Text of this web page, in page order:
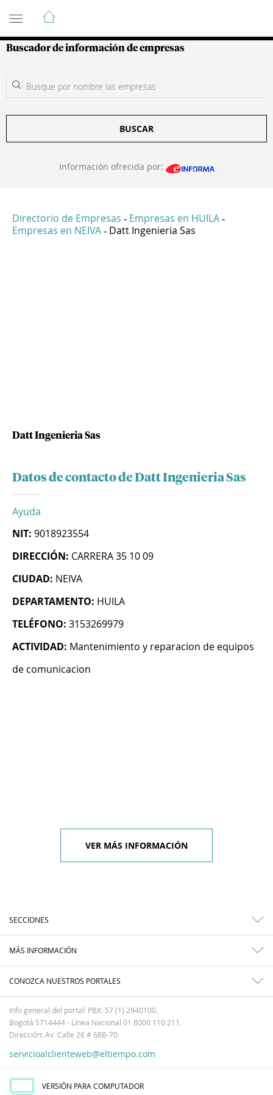
Guía de Empresas Colombianas
Buscador de información de empresas
BUSCAR
Información ofrecida por:
Directorio de Empresas - Empresas en HUILA -
Empresas en NEIVA - Datt Ingenieria Sas
Datt Ingenieria Sas
Datos de contacto de Datt Ingenieria Sas
Ayuda
NIT: 9018923554
DIRECCIÓN: CARRERA 35 10 09
CIUDAD: NEIVA
DEPARTAMENTO: HUILA
TELÉFONO: 3153269979
ACTIVIDAD: Mantenimiento y reparacion de equipos
de comunicacion
VER MÁS INFORMACIÓN
SECCIONES
MÁS INFORMACIÓN
CONOZCA NUESTROS PORTALES
Info general del portal: PBX: 57 (1) 2940100.
Bogotá 5714444 - Línea Nacional 01 8000 110 211.
Dirección: Av. Calle 26 # 68B-70.
servicioalclienteweb@eltiempo.com
VERSIÓN PARA COMPUTADOR